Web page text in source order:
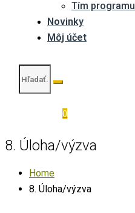
Tím programu
Novinky
Môj účet
0
8. Úloha/výzva
Home
8. Úloha/výzva